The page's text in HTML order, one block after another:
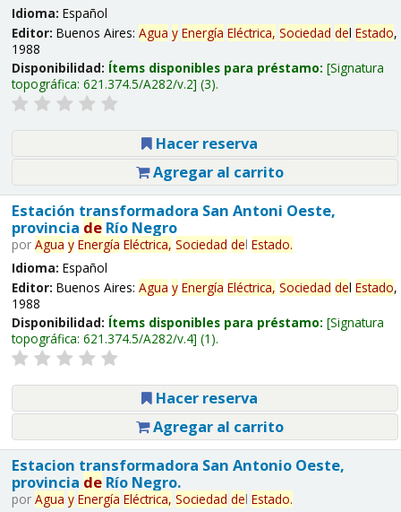
Idioma: Español
Editor: Buenos Aires: Agua y Energía Eléctrica, Sociedad del Estado,
1988
Disponibilidad: Ítems disponibles para préstamo: Signatura
topográfica: 621.374.5/A282/v.2 (3).
Hacer reserva
Agregar al carrito
Estación transformadora San Antoni Oeste,
provincia deRío Negro
por Agua y Energía Eléctrica, Sociedad del Estado.
Idioma: Español
Editor: Buenos Aires: Agua y Energía Eléctrica, Sociedad del Estado,
1988
Disponibilidad: Ítems disponibles para préstamo: Signatura
topográfica: 621.374.5/A282/v.4 (1).
Hacer reserva
Agregar al carrito
Estacion transformadora San Antonio Oeste,
provincia deRío Negro.
por Agua y Energía Eléctrica, Sociedad del Estado.